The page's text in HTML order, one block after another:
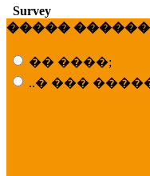
Survey
�����
�� ����;
..� ���